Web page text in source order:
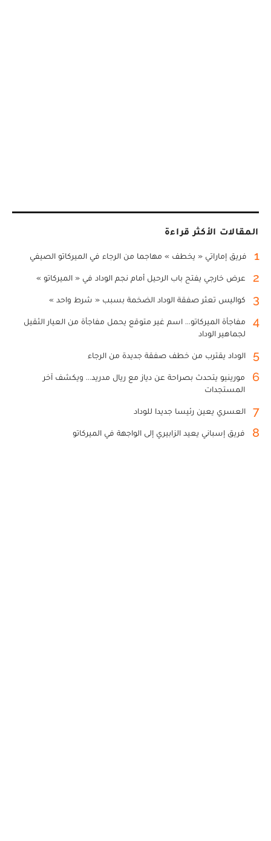
المقالات الأكثر قراءة
1 فريق إماراتي « يخطف » مهاجما من الرجاء في الميركاتو الصيفي
2 عرض خارجي يفتح باب الرحيل أمام نجم الوداد في « الميركاتو »
3 كواليس تعثر صفقة الوداد الضخمة بسبب « شرط واحد »
4
مفاجأة الميركاتو... اسم غير متوقع يحمل مفاجأة من العيار الثقيل
لجماهير الوداد
5 الوداد يقترب من خطف صفقة جديدة من الرجاء
6
مورينيو يتحدث بصراحة عن دياز مع ريال مدريد... ويكشف آخر
المستجدات
7 العسري يعين رئيسا جديدا للوداد
8 فريق إسباني يعيد الزابيري إلى الواجهة في الميركاتو